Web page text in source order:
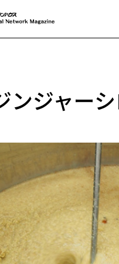
ンジャー